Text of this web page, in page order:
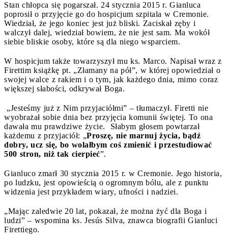
Stan chłopca się pogarszał. 24 stycznia 2015 r. Gianluca
poprosił o przyjęcie go do hospicjum szpitala w Cremonie.
Wiedział, że jego koniec jest już bliski. Zaciskał zęby i
walczył dalej, wiedział bowiem, że nie jest sam. Ma wokół
siebie bliskie osoby, które są dla niego wsparciem.
W hospicjum także towarzyszył mu ks. Marco. Napisał wraz z
Firettim książkę pt. „Złamany na pół”, w której opowiedział o
swojej walce z rakiem i o tym, jak każdego dnia, mimo coraz
większej słabości, odkrywał Boga.
„Jesteśmy już z Nim przyjaciółmi” – tłumaczył. Firetti nie
wyobrażał sobie dnia bez przyjęcia komunii świętej. To ona
dawała mu prawdziwe życie. Słabym głosem powtarzał
każdemu z przyjaciół: „Proszę, nie marnuj życia, bądź
dobry, ucz się, bo wolałbym coś zmienić i przestudiować
500 stron, niż tak cierpieć”.
Gianluco zmarł 30 stycznia 2015 r. w Cremonie. Jego historia,
po ludzku, jest opowieścią o ogromnym bólu, ale z punktu
widzenia jest przykładem wiary, ufności i nadziei.
„Mając zaledwie 20 lat, pokazał, że można żyć dla Boga i
ludzi” – wspomina ks. Jesús Silva, znawca biografii Gianluci
Firettiego.